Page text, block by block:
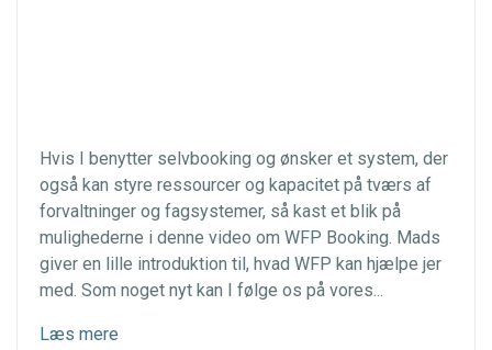
Hvis I benytter selvbooking og ønsker et system, der
også kan styre ressourcer og kapacitet på tværs af
forvaltninger og fagsystemer, så kast et blik på
mulighederne i denne video om WFP Booking. Mads
giver en lille introduktion til, hvad WFP kan hjælpe jer
med. Som noget nyt kan I følge os på vores...
Læs mere